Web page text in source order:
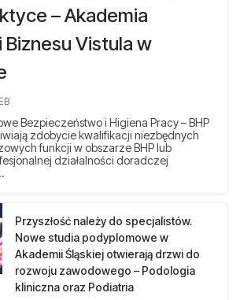
– Akademia
Biznesu Vistula w
EB
Bezpieczeństwo i Higiena Pracy – BHP
zdobycie kwalifikacji niezbędnych
funkcji w obszarze BHP lub
działalności doradczej
Przyszłość należy do specjalistów.
Nowe studia podyplomowe w
Akademii Śląskiej otwierają drzwi do
rozwoju zawodowego – Podologia
kliniczna oraz Podiatria